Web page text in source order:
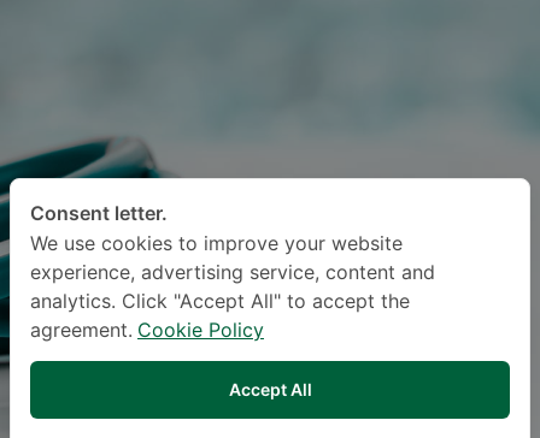
Consent letter.
We use cookies to improve your website
experience, advertising service, content and
analytics. Click "Accept All" to accept the
agreement. Cookie Policy
Accept All